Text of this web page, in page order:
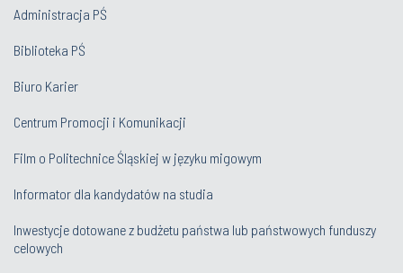
Administracja PŚ
Biblioteka PŚ
Biuro Karier
Centrum Promocji i Komunikacji
Film o Politechnice Śląskiej w języku migowym
Informator dla kandydatów na studia
Inwestycje dotowane z budżetu państwa lub państwowych funduszy
celowych